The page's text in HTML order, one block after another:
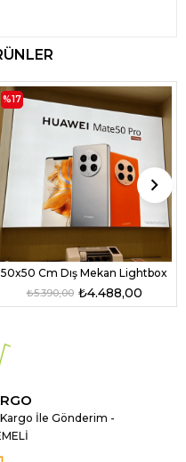
50x50 Cm Dış Mekan Lightbox
₺4.488,00
₺5.390,00
%17
İle Gönderim -